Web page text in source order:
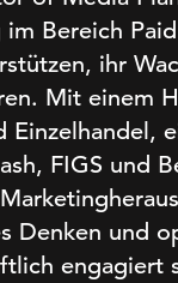
im Bereich
ihr
Mit einem
Einzelhandel,
FIGS und
Denken und
engagiert